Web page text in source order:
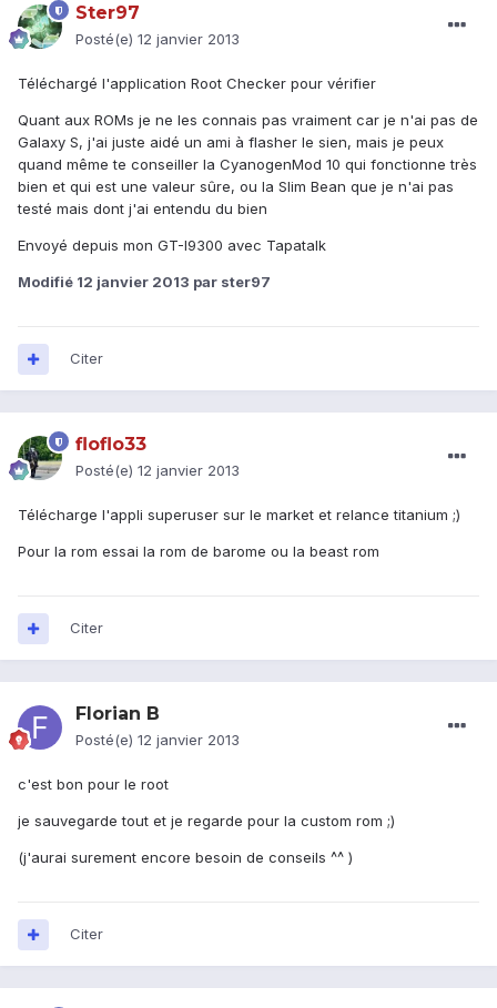
Ster97
Posté(e) 12 janvier 2013
Téléchargé l'application Root Checker pour vérifier
Quant aux ROMs je ne les connais pas vraiment car je n'ai pas de
Galaxy S, j'ai juste aidé un ami à flasher le sien, mais je peux
quand même te conseiller la CyanogenMod 10 qui fonctionne très
bien et qui est une valeur sûre, ou la Slim Bean que je n'ai pas
testé mais dont j'ai entendu du bien
Envoyé depuis mon GT-I9300 avec Tapatalk
Modifié 12 janvier 2013 par ster97
Citer
floflo33
Posté(e) 12 janvier 2013
Télécharge l'appli superuser sur le market et relance titanium ;)
Pour la rom essai la rom de barome ou la beast rom
Citer
Florian B
Posté(e) 12 janvier 2013
c'est bon pour le root
je sauvegarde tout et je regarde pour la custom rom ;)
(j'aurai surement encore besoin de conseils ^^ )
Citer